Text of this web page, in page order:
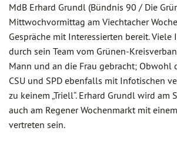
MdB Erhard Grundl (Bündnis 90 / Die
Mittwochvormittag am Viechtacher
Gespräche mit Interessierten bereit.
durch sein Team vom Grünen-
Mann und an die Frau gebracht; Obwohl
CSU und SPD ebenfalls mit Infotischen
zu keinem „Triell“. Erhard Grundl wird am
auch am Regener Wochenmarkt mit
vertreten sein.